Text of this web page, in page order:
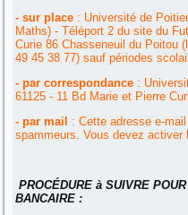
- sur place : Université de
Maths) - Téléport 2 du site du
Curie 86 Chasseneuil du Poitou
49 45 38 77) sauf périodes
- par correspondance :
61125 - 11 Bd Marie et Pierre
- par mail :Cette adresse e-
spammeurs. Vous devez activer
PROCÉDURE à SUIVRE
BANCAIRE :